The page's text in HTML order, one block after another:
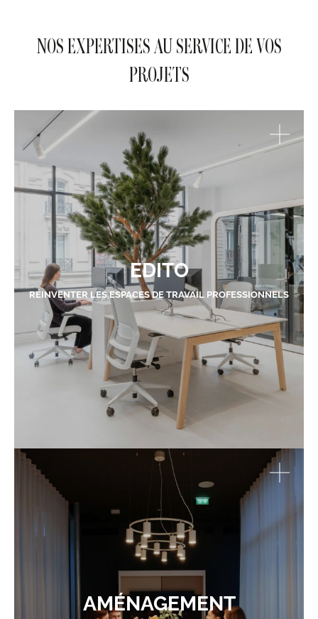
NOS EXPERTISES AU SERVICE DE VOS
PROJETS
EDITO
RÉINVENTER LES ESPACES DE TRAVAIL PROFESSIONNELS
AMÉNAGEMENT